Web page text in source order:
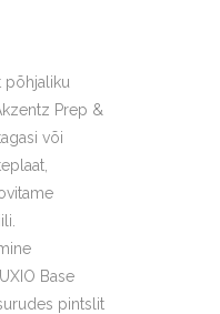
põhjaliku
Prep &
või
Base
pintslit